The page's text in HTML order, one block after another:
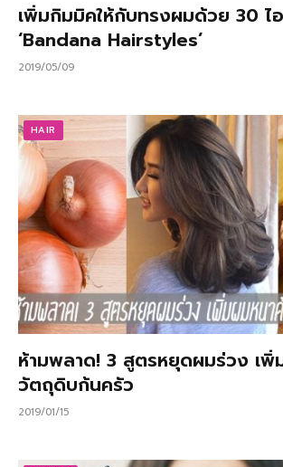
เพิ่มกิมมิคให้กับทรงผมด้วย 30 ไ
‘Bandana Hairstyles’
2019/05/09
HAIR
ห้ามพลาด! 3 สูตรหยุดผมร่วง เพิ่
วัตถุดิบก้นครัว
2019/01/15